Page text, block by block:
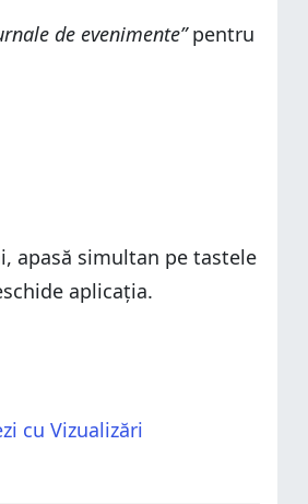
de evenimente”pentru
apasă simultan pe tastele
aplicația.
cu Vizualizări